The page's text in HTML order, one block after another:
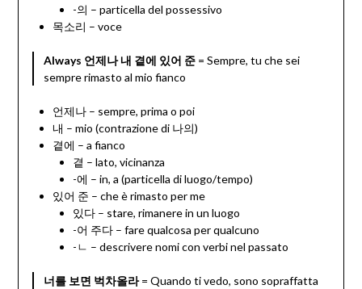
-의 – particella del possessivo
목소리 – voce
Always 언제나 내 곁에 있어 준= Sempre, tu che sei
sempre rimasto al mio fianco
언제나 – sempre, prima o poi
내 – mio (contrazione di 나의)
곁에 – a fianco
곁 – lato, vicinanza
-에 – in, a (particella di luogo/tempo)
있어 준 – che è rimasto per me
있다 – stare, rimanere in un luogo
-어 주다 – fare qualcosa per qualcuno
-ㄴ – descrivere nomi con verbi nel passato
너를 보면 벅차올라= Quando ti vedo, sono sopraffatta